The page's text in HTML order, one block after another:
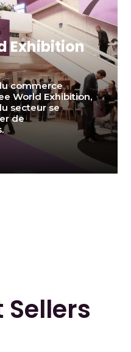
Exhibition
commerce
World Exhibition,
secteur se
de
Sellers